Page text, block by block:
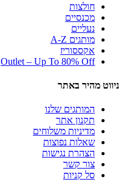
חולצות
מכנסיים
נעליים
מותגים A-Z
אקססוריז
Outlet – Up To 80% Off
ניווט מהיר באתר
המותגים שלנו
תקנון אתר
מדיניות משלוחים
שאלות נפוצות
הצהרת נגישות
צור קשר
סל קניות